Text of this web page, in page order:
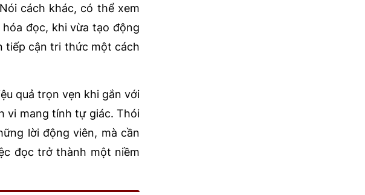
cách khác, có thể xem
đọc, khi vừa tạo động
tiếp cận tri thức một cách
quả trọn vẹn khi gắn với
vi mang tính tự giác. Thói
lời động viên, mà cần
đọc trở thành một niềm